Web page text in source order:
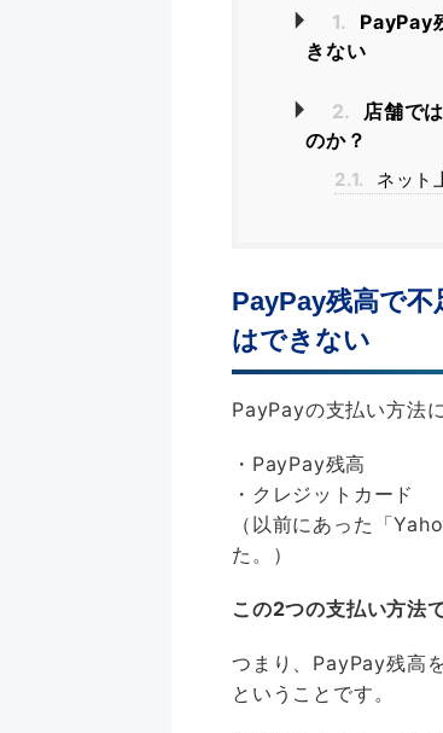
1.
PayPay
きない
2.
店舗で
のか？
2.1. ネット
PayPay残高で
はできない
PayPayの支払い方法
・PayPay残高
・クレジットカード
（以前にあった「
た。）
この2つの支払い方法
つまり、PayPay残高
ということです。